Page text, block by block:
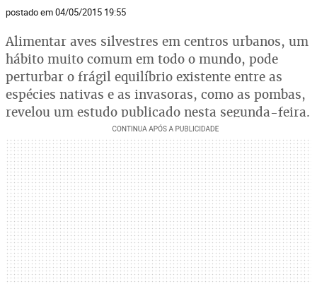
postado em 04/05/2015 19:55
Alimentar aves silvestres em centros urbanos, um
hábito muito comum em todo o mundo, pode
perturbar o frágil equilíbrio existente entre as
espécies nativas e as invasoras, como as pombas,
revelou um estudo publicado nesta segunda-feira.